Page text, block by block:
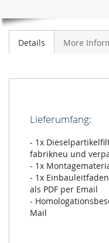
Golf
2.0
Details More
Lieferumfang:
- 1x
fabrikneu und
- 1x
- 1x
als PDF per Email
-
Mail